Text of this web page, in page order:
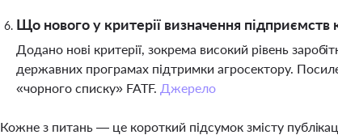
Що нового у критерії визначення
Додано нові критерії, зокрема високий рівень
державних програмах підтримки агросектору.
«чорного списку» FATF. Джерело
Кожне з питань — це короткий підсумок змісту